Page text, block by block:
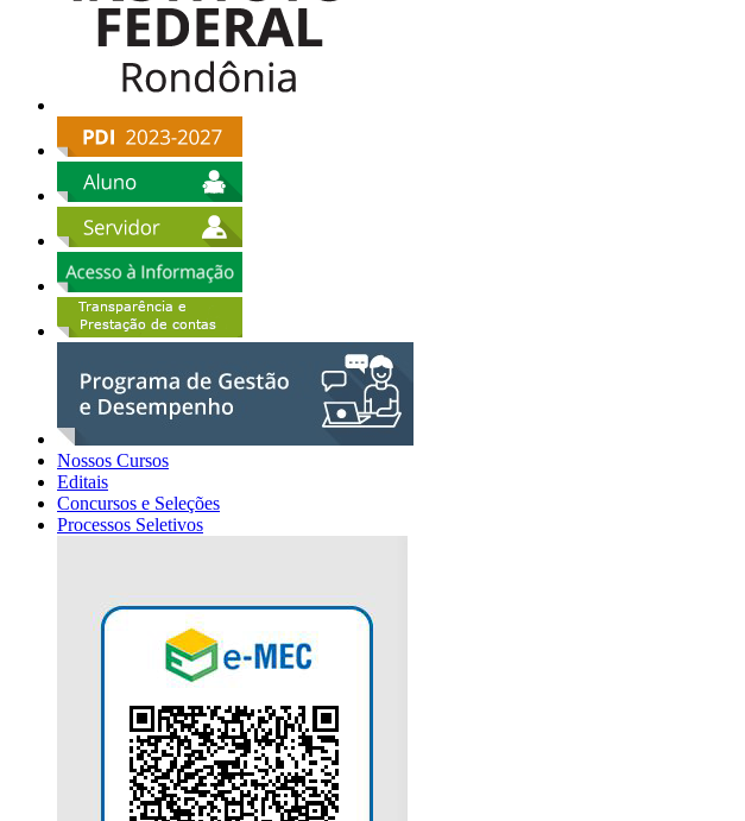
Nossos Cursos
Editais
Concursos e Seleções
Processos Seletivos